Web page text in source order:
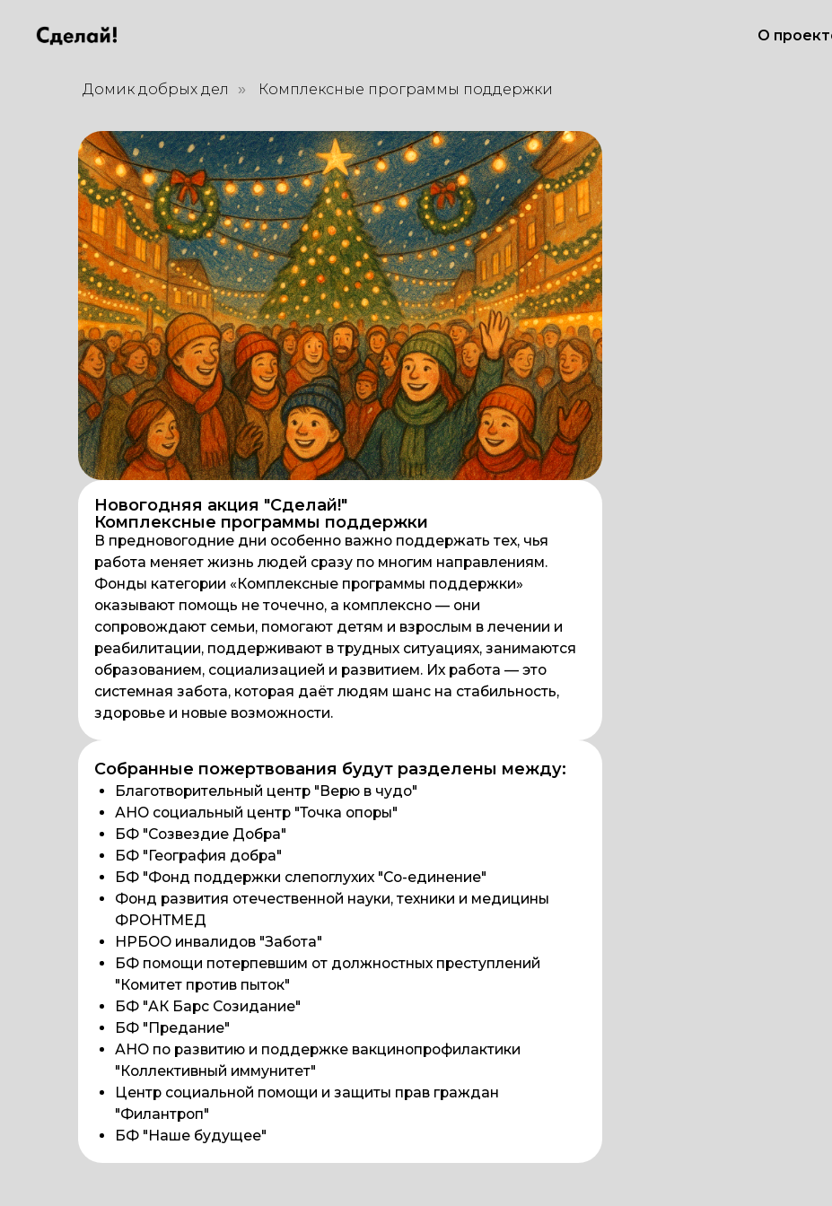
О
Домик добрых дел » Комплексные программы поддержки
Новогодняя акция "Сделай!"
Комплексные программы поддержки
В предновогодние дни особенно важно поддержать тех, чья
работа меняет жизнь людей сразу по многим направлениям.
Фонды категории «Комплексные программы поддержки»
оказывают помощь не точечно, а комплексно — они
сопровождают семьи, помогают детям и взрослым в лечении и
реабилитации, поддерживают в трудных ситуациях, занимаются
системная забота, которая даёт людям шанс на стабильность,
здоровье и новые возможности.
Собранные пожертвования будут разделены между:
АНО социальный центр "Точка опоры"
БФ "География добра"
БФ "Фонд поддержки слепоглухих "Со-единение"
Фонд развития отечественной науки, техники и медицины
ФРОНТМЕД
НРБОО инвалидов "Забота"
БФ помощи потерпевшим от должностных преступлений
"Комитет против пыток"
БФ "АК Барс Созидание"
БФ "Предание"
АНО по развитию и поддержке вакцинопрофилактики
"Коллективный иммунитет"
Центр социальной помощи и защиты прав граждан
"Филантроп"
БФ "Наше будущее"